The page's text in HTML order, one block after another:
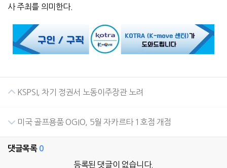
사 주최를 의미한다.
KSPSI, 차기 정권서 노동이주장관 노려
미국 골프용품 OGIO, 5월 자카르타 1호점 개점
댓글목록 0
등록된 댓글이 없습니다.